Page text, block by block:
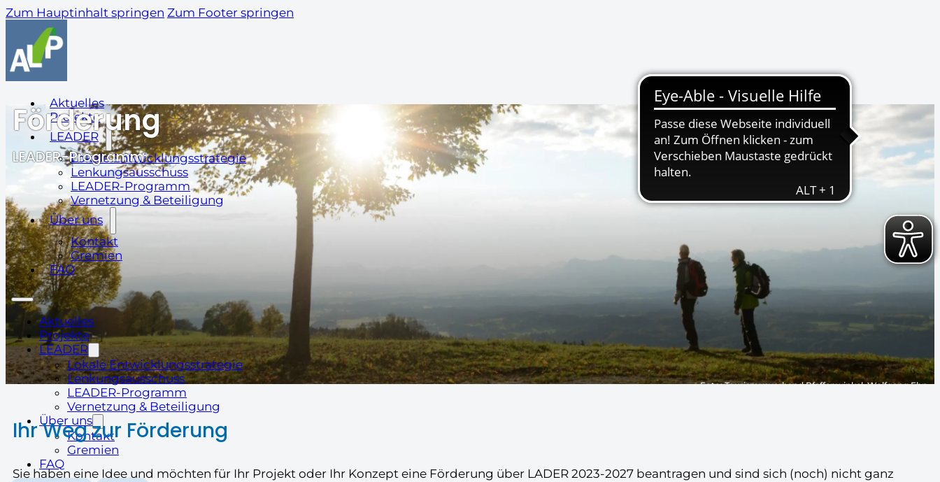
Zum Hauptinhalt springen Zum Footer springen
Aktuelles
Projekte
LEADER
Lokale Entwicklungsstrategie
Lenkungsausschuss
LEADER-Programm
Vernetzung & Beteiligung
Über uns
Kontakt
Gremien
FAQ
Aktuelles
Projekte
LEADER
Lokale Entwicklungsstrategie
Lenkungsausschuss
LEADER-Programm
Vernetzung & Beteiligung
Über uns
Kontakt
Gremien
FAQ
Förderung
LEADER-Programm
Foto: Tourismusverband Pfaffenwinkel, Wolfgang Ehn
Ihr Weg zur Förderung
Sie haben eine Idee und möchten für Ihr Projekt oder Ihr Konzept eine Förderung über LADER 2023-2027 beantragen und sind sich (noch) nicht ganz